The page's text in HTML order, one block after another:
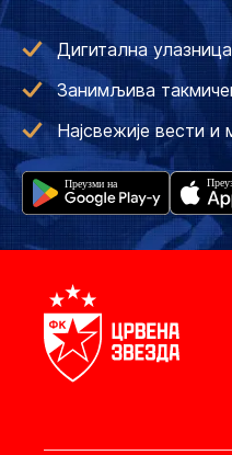
Дигитална
Занимљива
Најсвежије вести и